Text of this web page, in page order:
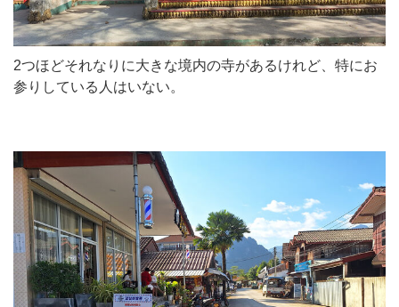
2つほどそれなりに大きな境内の寺があるけれど、特にお
参りしている人はいない。